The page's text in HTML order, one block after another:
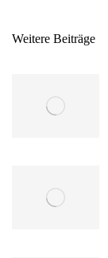
Weitere Beiträge